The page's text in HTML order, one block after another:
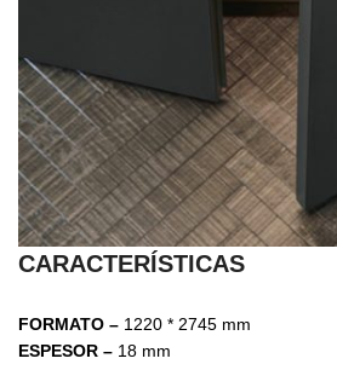
CARACTERÍSTICAS
FORMATO – 1220 * 2745 mm
ESPESOR – 18 mm